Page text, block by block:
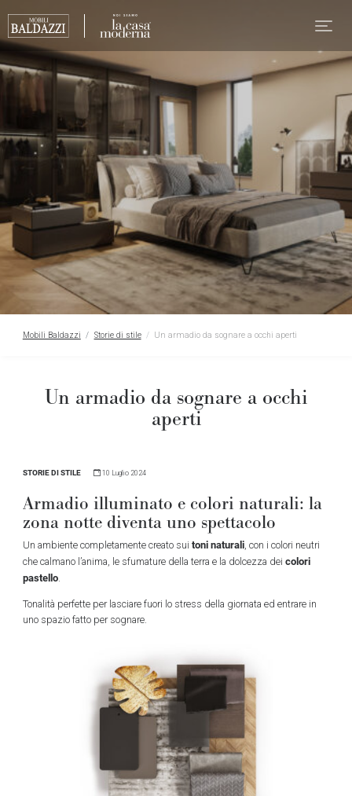
Mobili Baldazzi Storie di stile Un armadio da sognare a occhi aperti
Un armadio da sognare a occhi
aperti
STORIE DI STILE 10 Luglio 2024
Armadio illuminato e colori naturali: la
zona notte diventa uno spettacolo
Un ambiente completamente creato sui toni naturali, con i colori neutri
che calmano l’anima, le sfumature della terra e la dolcezza dei colori
pastello.
Tonalità perfette per lasciare fuori lo stress della giornata ed entrare in
uno spazio fatto per sognare.